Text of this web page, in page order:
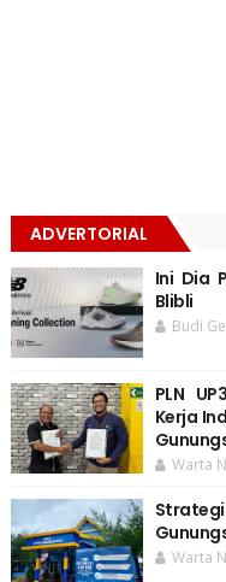
ADVERTORIAL
Ini Dia
Blibli
Budi
PLN
Kerja
Warta
Warta